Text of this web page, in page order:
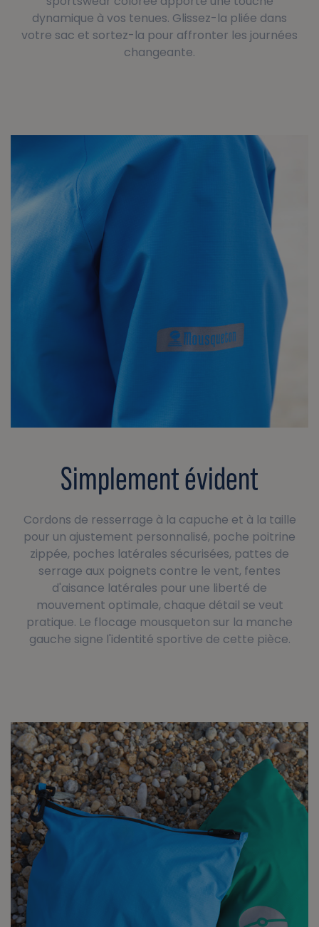
dynamique à vos tenues. Glissez-la pliée dans
votre sac et sortez-la pour affronter les journées
changeante.
Simplement évident
Cordons de resserrage à la capuche et à la taille
pour un ajustement personnalisé, poche poitrine
zippée, poches latérales sécurisées, pattes de
serrage aux poignets contre le vent, fentes
d'aisance latérales pour une liberté de
mouvement optimale, chaque détail se veut
pratique. Le flocage mousqueton sur la manche
gauche signe l'identité sportive de cette pièce.